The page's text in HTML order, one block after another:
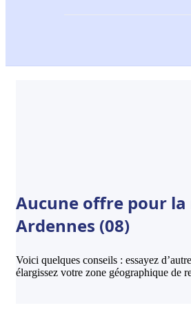
Aucune offre pour la
Ardennes (08)
Voici quelques conseils : essayez
élargissez votre zone géographique de